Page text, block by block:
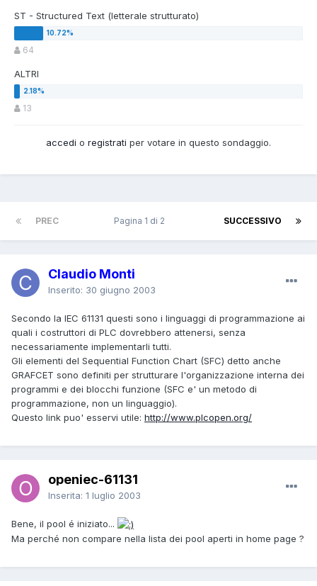
ST - Structured Text (letterale strutturato)
64
ALTRI
13
accedi o registrati per votare in questo sondaggio.
PREC SUCCESSIVO
Pagina 1 di 2
Claudio Monti
Inserito: 30 giugno 2003
Secondo la IEC 61131 questi sono i linguaggi di programmazione ai
quali i costruttori di PLC dovrebbero attenersi, senza
necessariamente implementarli tutti.
Gli elementi del Sequential Function Chart (SFC) detto anche
GRAFCET sono definiti per strutturare l'organizzazione interna dei
programmi e dei blocchi funzione (SFC e' un metodo di
programmazione, non un linguaggio).
Questo link puo' esservi utile: http://www.plcopen.org/
openiec-61131
Inserita: 1 luglio 2003
Bene, il pool é iniziato...
Ma perché non compare nella lista dei pool aperti in home page ?